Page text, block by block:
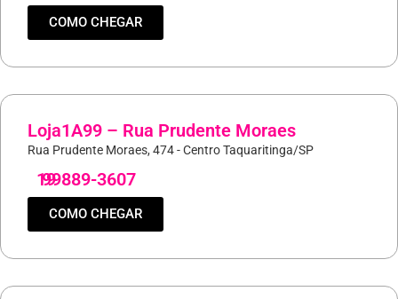
COMO CHEGAR
Loja1A99 – Rua Prudente Moraes
Rua Prudente Moraes, 474 - Centro Taquaritinga/SP
19
99889-3607
COMO CHEGAR